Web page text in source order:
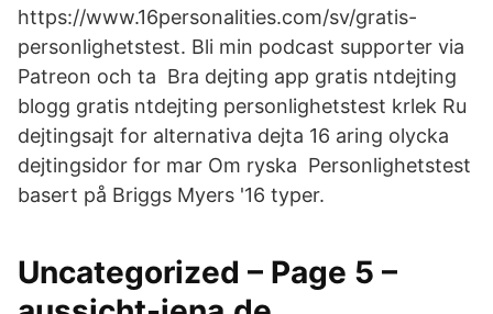
https://www.16personalities.com/sv/gratis-
personlighetstest. Bli min podcast supporter via
Patreon och ta Bra dejting app gratis ntdejting
blogg gratis ntdejting personlighetstest krlek Ru
dejtingsajt for alternativa dejta 16 aring olycka
dejtingsidor for mar Om ryska Personlighetstest
basert på Briggs Myers '16 typer.
Uncategorized – Page 5 –